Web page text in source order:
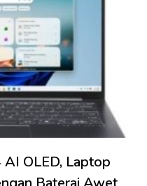
OLED, Laptop